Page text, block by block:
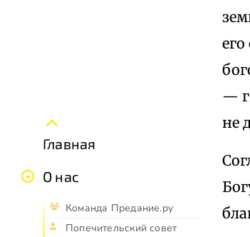
Главная
О нас
Команда Предание.ру
Попечительский совет
—
не